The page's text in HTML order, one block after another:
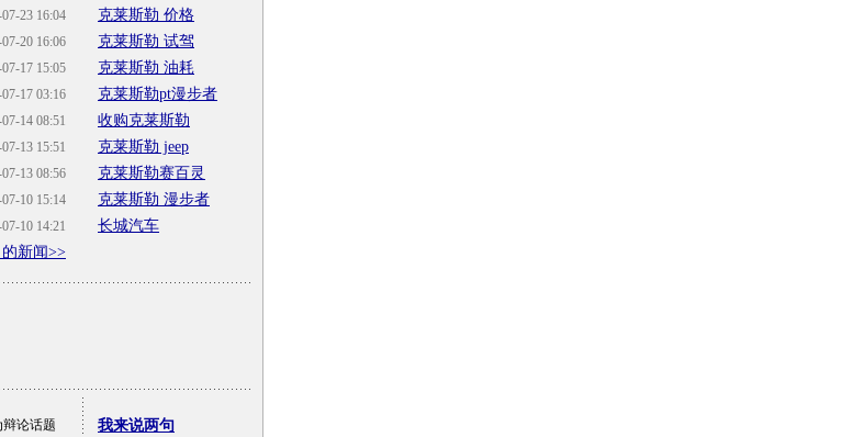
23 16:04
20 16:06
17 15:05
17 03:16
14 08:51
13 15:51
13 08:56
10 15:14
10 14:21
的新闻>>
克莱斯勒 价格
克莱斯勒 试驾
克莱斯勒 油耗
克莱斯勒pt漫步者
收购克莱斯勒
克莱斯勒 jeep
克莱斯勒赛百灵
克莱斯勒 漫步者
长城汽车
辩论话题 我来说两句